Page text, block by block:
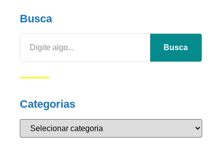
Busca
Busca
Categorias